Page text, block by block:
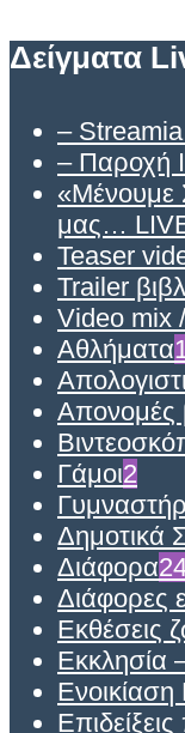
Δείγματα
–
– Παροχή
«Μένουμε
μας…
Teaser
Trailer
Video mix
Αθλήματα
Απονομές
Γάμοι2
Δημοτικά
Διάφορα
Διάφορες
Εκθέσεις
Εκκλησία
Ενοικίαση